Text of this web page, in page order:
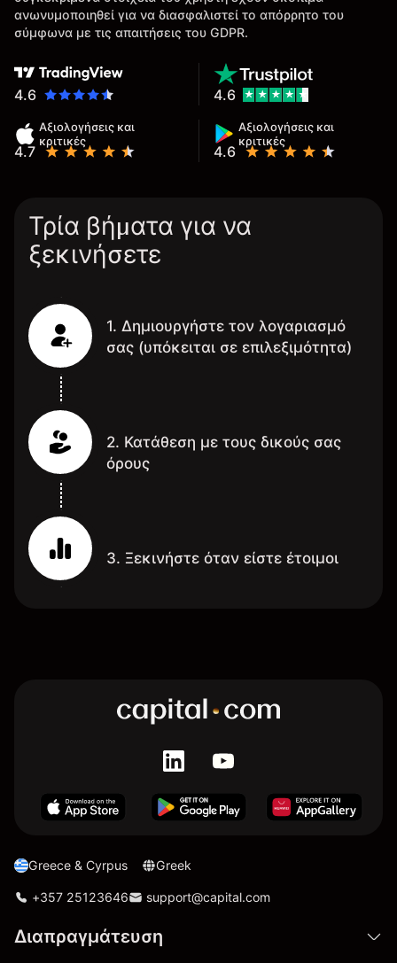
ανωνυμοποιηθεί για να διασφαλιστεί το απόρρητο του
σύμφωνα με τις απαιτήσεις του GDPR.
4.6
Αξιολογήσεις και
κριτικές
4.7
Αξιολογήσεις και
κριτικές
4.6
4.6
Τρία βήματα για να
ξεκινήσετε
1. Δημιουργήστε τον λογαριασμό
σας (υπόκειται σε επιλεξιμότητα)
2. Κατάθεση με τους δικούς σας
όρους
3. Ξεκινήστε όταν είστε έτοιμοι
Greece & Cyrpus Greek
+357 25123646 support@capital.com
Διαπραγμάτευση